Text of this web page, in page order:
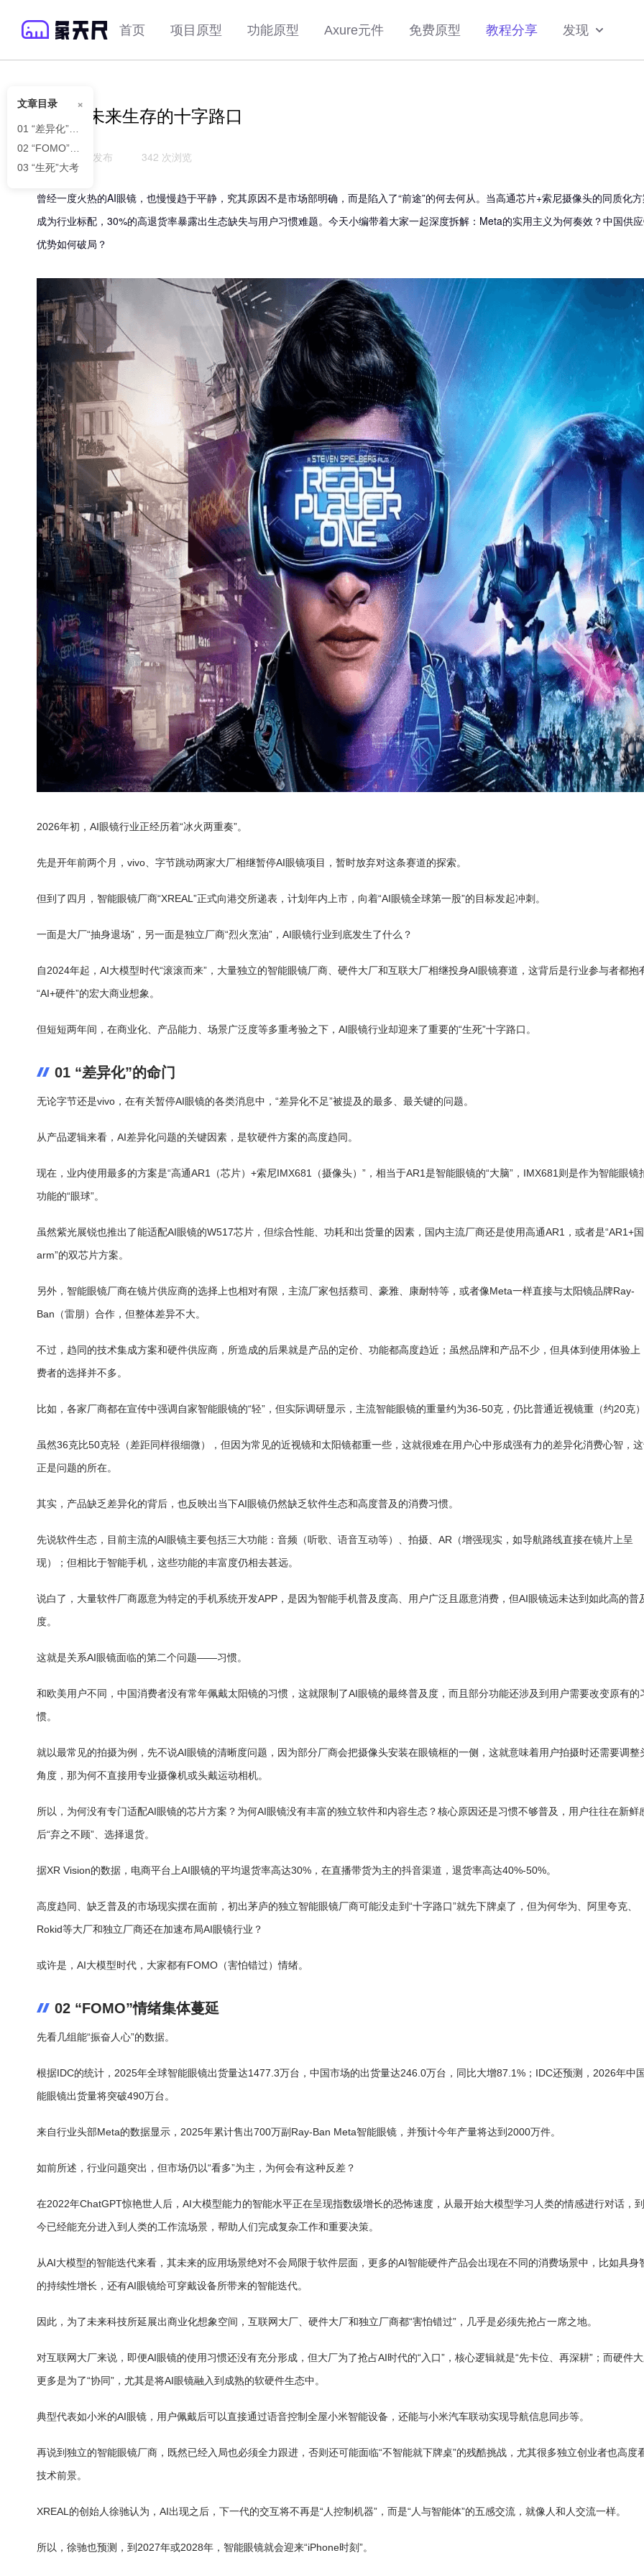
首页 项目原型 功能原型 Axure元件 免费原型 教程分享 发现
AI眼镜未来生存的十字路口
2026-05-16 发布 342 次浏览
曾经一度火热的AI眼镜，也慢慢趋于平静，究其原因不是市场部明确，而是陷入了“前途”的何去何从。当高通芯片+索尼摄像头的同质化
成为行业标配，30%的高退货率暴露出生态缺失与用户习惯难题。今天小编带着大家一起深度拆解：Meta的实用主义为何奏效？中国供
优势如何破局？
2026年初，AI眼镜行业正经历着“冰火两重奏”。
先是开年前两个月，vivo、字节跳动两家大厂相继暂停AI眼镜项目，暂时放弃对这条赛道的探索。
但到了四月，智能眼镜厂商“XREAL”正式向港交所递表，计划年内上市，向着“AI眼镜全球第一股”的目标发起冲刺。
一面是大厂“抽身退场”，另一面是独立厂商“烈火烹油”，AI眼镜行业到底发生了什么？
自2024年起，AI大模型时代“滚滚而来”，大量独立的智能眼镜厂商、硬件大厂和互联大厂相继投身AI眼镜赛道，这背后是行业参与者都抱
“AI+硬件”的宏大商业想象。
但短短两年间，在商业化、产品能力、场景广泛度等多重考验之下，AI眼镜行业却迎来了重要的“生死”十字路口。
01 “差异化”的命门
无论字节还是vivo，在有关暂停AI眼镜的各类消息中，“差异化不足”被提及的最多、最关键的问题。
从产品逻辑来看，AI差异化问题的关键因素，是软硬件方案的高度趋同。
现在，业内使用最多的方案是“高通AR1（芯片）+索尼IMX681（摄像头）”，相当于AR1是智能眼镜的“大脑”，IMX681则是作为智能眼镜
功能的“眼球”。
虽然紫光展锐也推出了能适配AI眼镜的W517芯片，但综合性能、功耗和出货量的因素，国内主流厂商还是使用高通AR1，或者是“AR1+
arm”的双芯片方案。
另外，智能眼镜厂商在镜片供应商的选择上也相对有限，主流厂家包括蔡司、豪雅、康耐特等，或者像Meta一样直接与太阳镜品牌Ray-
Ban（雷朋）合作，但整体差异不大。
不过，趋同的技术集成方案和硬件供应商，所造成的后果就是产品的定价、功能都高度趋近；虽然品牌和产品不少，但具体到使用体验上
费者的选择并不多。
比如，各家厂商都在宣传中强调自家智能眼镜的“轻”，但实际调研显示，主流智能眼镜的重量约为36-50克，仍比普通近视镜重（约20克）
虽然36克比50克轻（差距同样很细微），但因为常见的近视镜和太阳镜都重一些，这就很难在用户心中形成强有力的差异化消费心智，
正是问题的所在。
其实，产品缺乏差异化的背后，也反映出当下AI眼镜仍然缺乏软件生态和高度普及的消费习惯。
先说软件生态，目前主流的AI眼镜主要包括三大功能：音频（听歌、语音互动等）、拍摄、AR（增强现实，如导航路线直接在镜片上呈
现）；但相比于智能手机，这些功能的丰富度仍相去甚远。
说白了，大量软件厂商愿意为特定的手机系统开发APP，是因为智能手机普及度高、用户广泛且愿意消费，但AI眼镜远未达到如此高的普
度。
这就是关系AI眼镜面临的第二个问题——习惯。
和欧美用户不同，中国消费者没有常年佩戴太阳镜的习惯，这就限制了AI眼镜的最终普及度，而且部分功能还涉及到用户需要改变原有的
惯。
就以最常见的拍摄为例，先不说AI眼镜的清晰度问题，因为部分厂商会把摄像头安装在眼镜框的一侧，这就意味着用户拍摄时还需要调整
角度，那为何不直接用专业摄像机或头戴运动相机。
所以，为何没有专门适配AI眼镜的芯片方案？为何AI眼镜没有丰富的独立软件和内容生态？核心原因还是习惯不够普及，用户往往在新鲜
后“弃之不顾”、选择退货。
据XR Vision的数据，电商平台上AI眼镜的平均退货率高达30%，在直播带货为主的抖音渠道，退货率高达40%-50%。
高度趋同、缺乏普及的市场现实摆在面前，初出茅庐的独立智能眼镜厂商可能没走到“十字路口”就先下牌桌了，但为何华为、阿里夸克、
Rokid等大厂和独立厂商还在加速布局AI眼镜行业？
或许是，AI大模型时代，大家都有FOMO（害怕错过）情绪。
02 “FOMO”情绪集体蔓延
先看几组能“振奋人心”的数据。
根据IDC的统计，2025年全球智能眼镜出货量达1477.3万台，中国市场的出货量达246.0万台，同比大增87.1%；IDC还预测，2026年中
能眼镜出货量将突破490万台。
来自行业头部Meta的数据显示，2025年累计售出700万副Ray-Ban Meta智能眼镜，并预计今年产量将达到2000万件。
如前所述，行业问题突出，但市场仍以“看多”为主，为何会有这种反差？
在2022年ChatGPT惊艳世人后，AI大模型能力的智能水平正在呈现指数级增长的恐怖速度，从最开始大模型学习人类的情感进行对话，
今已经能充分进入到人类的工作流场景，帮助人们完成复杂工作和重要决策。
从AI大模型的智能迭代来看，其未来的应用场景绝对不会局限于软件层面，更多的AI智能硬件产品会出现在不同的消费场景中，比如具身
的持续性增长，还有AI眼镜给可穿戴设备所带来的智能迭代。
因此，为了未来科技所延展出商业化想象空间，互联网大厂、硬件大厂和独立厂商都“害怕错过”，几乎是必须先抢占一席之地。
对互联网大厂来说，即便AI眼镜的使用习惯还没有充分形成，但大厂为了抢占AI时代的“入口”，核心逻辑就是“先卡位、再深耕”；而硬件
更多是为了“协同”，尤其是将AI眼镜融入到成熟的软硬件生态中。
典型代表如小米的AI眼镜，用户佩戴后可以直接通过语音控制全屋小米智能设备，还能与小米汽车联动实现导航信息同步等。
再说到独立的智能眼镜厂商，既然已经入局也必须全力跟进，否则还可能面临“不智能就下牌桌”的残酷挑战，尤其很多独立创业者也高度
技术前景。
XREAL的创始人徐驰认为，AI出现之后，下一代的交互将不再是“人控制机器”，而是“人与智能体”的五感交流，就像人和人交流一样。
所以，徐驰也预测，到2027年或2028年，智能眼镜就会迎来“iPhone时刻”。
文章目录 ×
03 “生死”大考